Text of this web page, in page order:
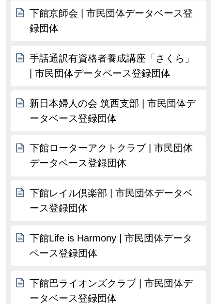
下館京師会 | 市民団体データベース登
録団体
手話通訳有資格者養成講座「さくら」
| 市民団体データベース登録団体
新日本婦人の会 筑西支部 | 市民団体デ
ータベース登録団体
下館ローターアクトクラブ | 市民団体
データベース登録団体
下館レイル倶楽部 | 市民団体データベ
ース登録団体
下館Life is Harmony | 市民団体データ
ベース登録団体
下館巴ライオンズクラブ | 市民団体デ
ータベース登録団体